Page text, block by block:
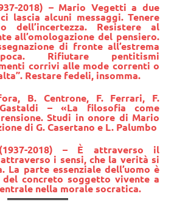
2018) – Mario Vegetti a due
lascia alcuni messaggi. Tenere
dell’incertezza. Resistere al
all’omologazione del pensiero.
di fronte all’estrema
Rifiutare pentitismi
corrivi alle mode correnti o
Restare fedeli, insomma.
, B. Centrone, F. Ferrari, F.
– «La filosofia come
Studi in onore di Mario
di G. Casertano e L. Palumbo
2018) – È attraverso il
i sensi, che la verità si
La parte essenziale dell’uomo è
del concreto soggetto vivente a
nella morale socratica.